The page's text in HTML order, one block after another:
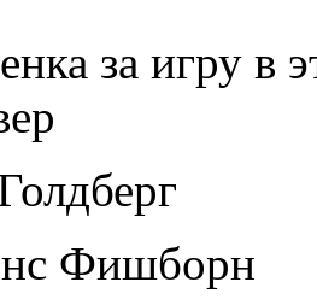
за игру в
Фишборн